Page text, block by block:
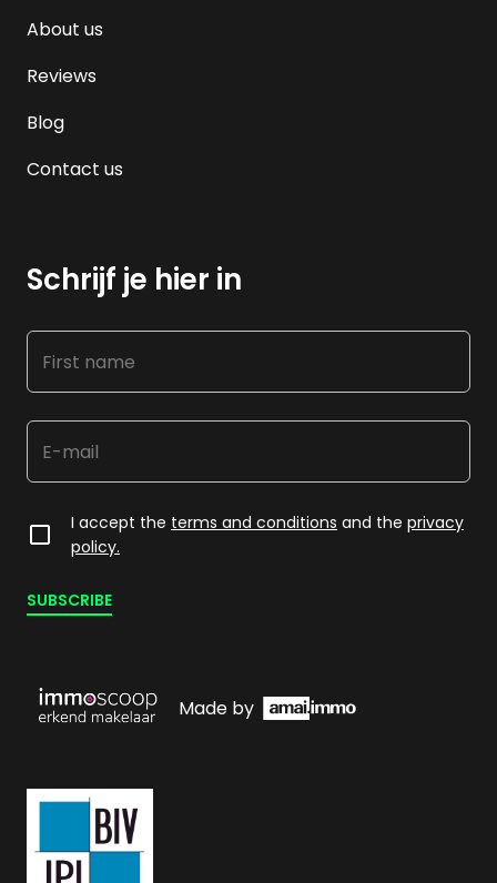
About us
Reviews
Blog
Contact us
Schrijf je hier in
I accept the terms and conditions and the privacy
policy.
SUBSCRIBE
Made by